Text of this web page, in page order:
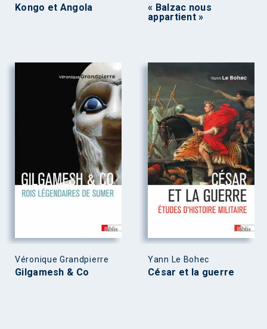
Kongo et Angola
« Balzac nous
appartient »
Véronique Grandpierre
Gilgamesh & Co
Yann Le Bohec
César et la guerre